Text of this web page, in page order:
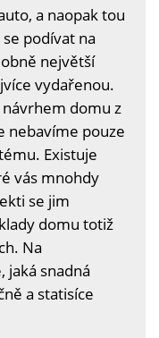
a naopak tou
podívat na
největší
vydařenou.
domu z
nebavíme pouze
Existuje
vás mnohdy
se jim
domu totiž
Na
jaká snadná
a statisíce